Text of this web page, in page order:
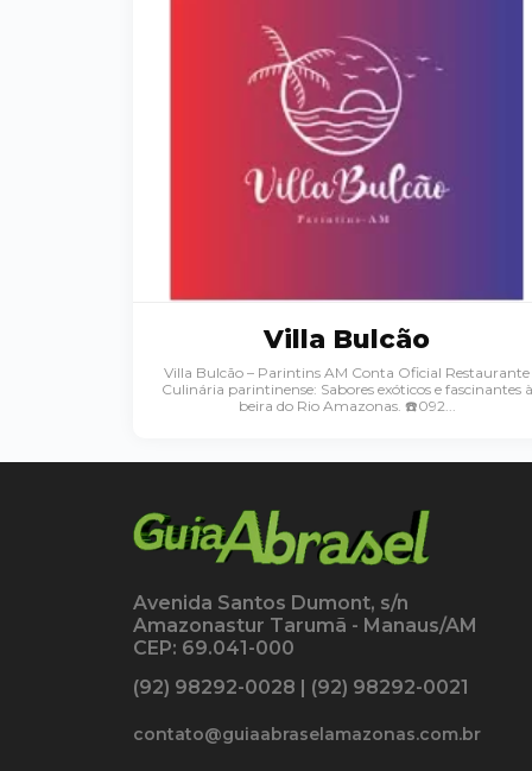
Villa Bulcão
Villa Bulcão – Parintins AM Conta Oficial Restaurante
Culinária parintinense: Sabores exóticos e fascinantes à
beira do Rio Amazonas. ☎️092...
Avenida Santos Dumont, s/n
Amazonastur Tarumã - Manaus/AM
CEP: 69.041-000
(92) 98292-0028 | (92) 98292-0021
contato@guiaabraselamazonas.com.br